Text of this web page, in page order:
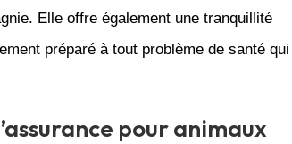
Elle offre également une tranquillité
préparé à tout problème de santé qui
pour animaux